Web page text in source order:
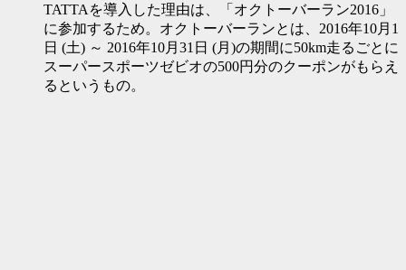
TATTAを導入した理由は、「オクトーバーラン2016」
に参加するため。オクトーバーランとは、2016年10月1
日 (土) ～ 2016年10月31日 (月)の期間に50km走るごとに
スーパースポーツゼビオの500円分のクーポンがもらえ
るというもの。